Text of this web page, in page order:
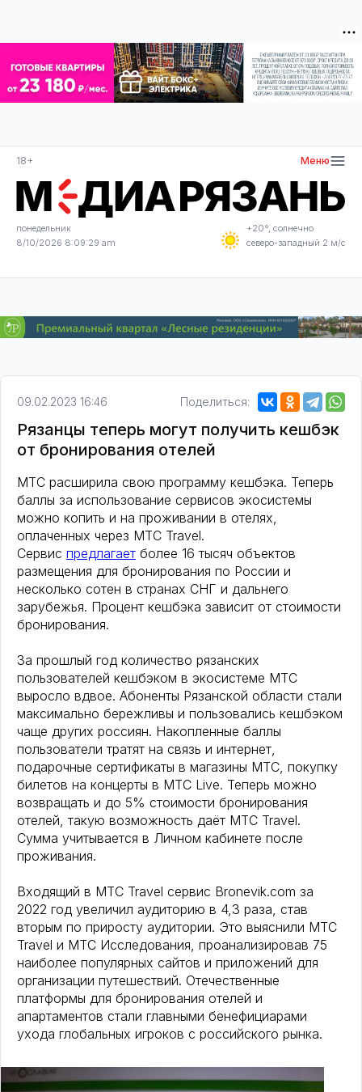
18+ Меню
понедельник
8/10/2026 8:09:30 am
+20°, солнечно
северо-западный 2 м/с
09.02.2023 16:46 Поделиться:
Рязанцы теперь могут получить кешбэк
от бронирования отелей
МТС расширила свою программу кешбэка. Теперь
баллы за использование сервисов экосистемы
можно копить и на проживании в отелях,
оплаченных через МТС Travel.
Сервис предлагает более 16 тысяч объектов
размещения для бронирования по России и
несколько сотен в странах СНГ и дальнего
зарубежья. Процент кешбэка зависит от стоимости
бронирования.
За прошлый год количество рязанских
пользователей кешбэком в экосистеме МТС
выросло вдвое. Абоненты Рязанской области стали
максимально бережливы и пользовались кешбэком
чаще других россиян. Накопленные баллы
пользователи тратят на связь и интернет,
подарочные сертификаты в магазины МТС, покупку
билетов на концерты в МТС Live. Теперь можно
возвращать и до 5% стоимости бронирования
отелей, такую возможность даёт МТС Travel.
Сумма учитывается в Личном кабинете после
проживания.
Входящий в МТС Travel сервис Bronevik.com за
2022 год увеличил аудиторию в 4,3 раза, став
вторым по приросту аудитории. Это выяснили МТС
Travel и МТС Исследования, проанализировав 75
наиболее популярных сайтов и приложений для
организации путешествий. Отечественные
платформы для бронирования отелей и
апартаментов стали главными бенефициарами
ухода глобальных игроков с российского рынка.